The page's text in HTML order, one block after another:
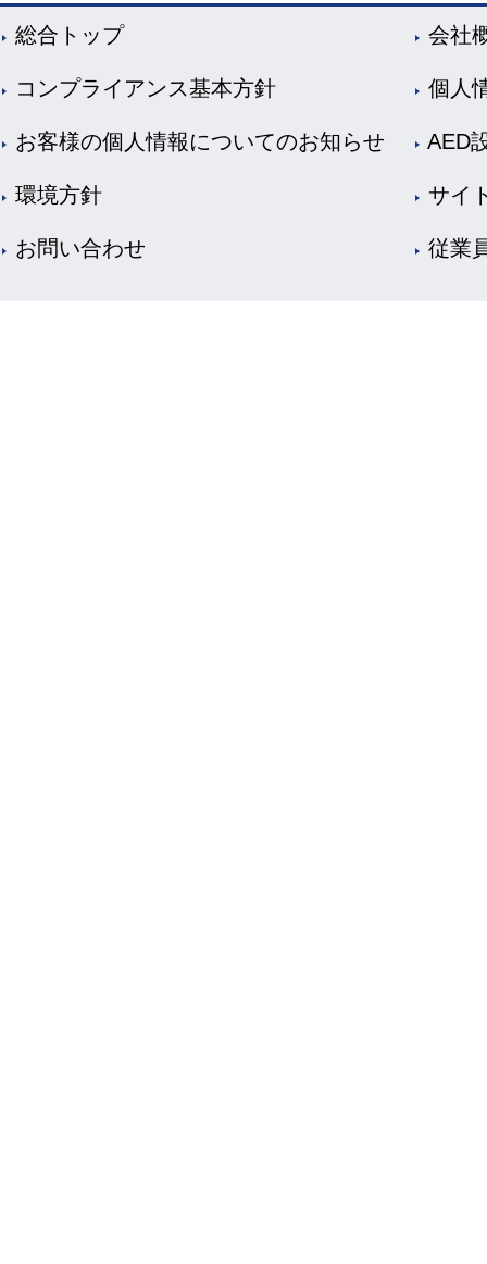
総合トップ 会社
コンプライアンス基本方針 個人
お客様の個人情報についてのお知らせ AED
環境方針 サイ
お問い合わせ 従業